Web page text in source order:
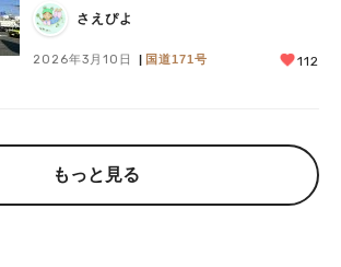
さえぴよ
2026年3月10日 国道171号 112
もっと見る